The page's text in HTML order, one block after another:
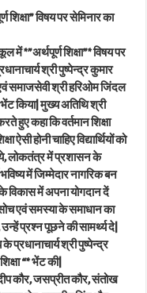
विषय पर सेमिनार का
*”अर्थपूर्ण शिक्षा”* विषय पर
श्री पुष्पेन्द्र कुमार
समाजसेवी श्री हरिओम जिंदल
किया| मुख्य अतिथि श्री
हुए कहा कि वर्तमान शिक्षा
होनी चाहिए विद्यार्थियों को
लोकतंत्र में प्रशासन के
में जिम्मेदार नागरिक बन
में अपना योगदान दें
सोच एवं समस्या के समाधान का
प्रश्न पूछने की सामर्थ्य दे|
श्री पुष्पेन्द्र
“* भेंट की|
कौर, जसप्रीत कौर, संतोख